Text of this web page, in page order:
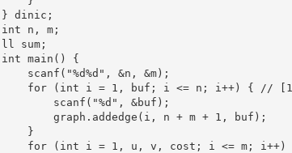
} dinic;
int n, m;
ll sum;
int main() {
    scanf("%d%d", &n, &m);
for (int i = 1, buf; i <= n; i++) { //
        scanf("%d", &buf);
        graph.addedge(i, n + m + 1, buf);
    }
for (int i = 1, u, v, cost; i <= m; i++)